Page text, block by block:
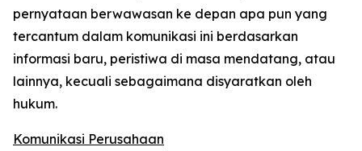
pernyataan berwawasan ke depan apa pun yang
tercantum dalam komunikasi ini berdasarkan
informasi baru, peristiwa di masa mendatang, atau
lainnya, kecuali sebagaimana disyaratkan oleh
hukum.
Komunikasi Perusahaan